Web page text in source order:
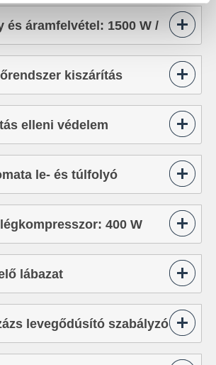
és áramfelvétel: 1500 W /
kiszárítás
elleni védelem
le- és túlfolyó
400 W
lábazat
levegődúsító szabályzó